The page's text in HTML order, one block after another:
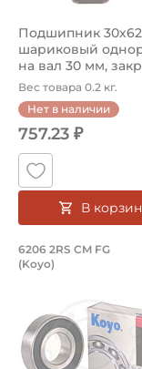
Подшипник
шариковый
на вал 30 мм,
уве...
Вес товара 0.2 кг.
Нет в наличии
757.23 ₽
В
Подшипник
Подшипник
6206 2RS CM FG
(Koyo)